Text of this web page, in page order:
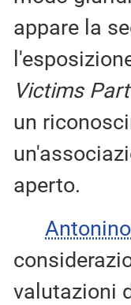
appare la
Victims
un
aperto.
valutazioni